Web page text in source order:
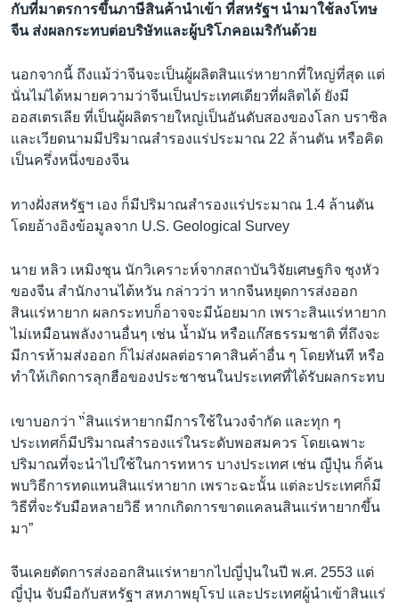
กับที่มาตรการขึ้นภาษีสินค้านำเข้า ที่สหรัฐฯ นำมาใช้ลงโทษ
จีน ส่งผลกระทบต่อบริษัทและผู้บริโภคอเมริกันด้วย
นอกจากนี้ ถึงแม้ว่าจีนจะเป็นผู้ผลิตสินแร่หายากที่ใหญ่ที่สุด แต่
นั่นไม่ได้หมายความว่าจีนเป็นประเทศเดียวที่ผลิตได้ ยังมี
ออสเตรเลีย ที่เป็นผู้ผลิตรายใหญ่เป็นอันดับสองของโลก บราซิล
และเวียดนามมีปริมาณสำรองแร่ประมาณ 22 ล้านตัน หรือคิด
เป็นครึ่งหนึ่งของจีน
ทางฝั่งสหรัฐฯ เอง ก็มีปริมาณสำรองแร่ประมาณ 1.4 ล้านตัน
โดยอ้างอิงข้อมูลจาก U.S. Geological Survey
นาย หลิว เหมิงชุน นักวิเคราะห์จากสถาบันวิจัยเศษฐกิจ ชุงหัว
ของจีน สำนักงานไต้หวัน กล่าวว่า หากจีนหยุดการส่งออก
สินแร่หายาก ผลกระทบก็อาจจะมีน้อยมาก เพราะสินแร่หายาก
ไม่เหมือนพลังงานอื่นๆ เช่น น้ำมัน หรือแก๊สธรรมชาติ ที่ถึงจะ
มีการห้ามส่งออก ก็ไม่ส่งผลต่อราคาสินค้าอื่น ๆ โดยทันที หรือ
ทำให้เกิดการลุกฮือของประชาชนในประเทศที่ได้รับผลกระทบ
เขาบอกว่า “่สินแร่หายากมีการใช้ในวงจำกัด และทุก ๆ
ประเทศก็มีปริมาณสำรองแร่ในระดับพอสมควร โดยเฉพาะ
ปริมาณที่จะนำไปใช้ในการทหาร บางประเทศ เช่น ญีปุ่น ก็ค้น
พบวิธีการทดแทนสินแร่หายาก เพราะฉะนั้น แต่ละประเทศก็มี
วิธีที่จะรับมือหลายวิธี หากเกิดการขาดแคลนสินแร่หายากขึ้น
มา”
จีนเคยตัดการส่งออกสินแร่หายากไปญี่ปุ่นในปี พ.ศ. 2553 แต่
ญี่ปุ่น จับมือกับสหรัฐฯ สหภาพยุโรป และประเทศผู้นำเข้าสินแร่